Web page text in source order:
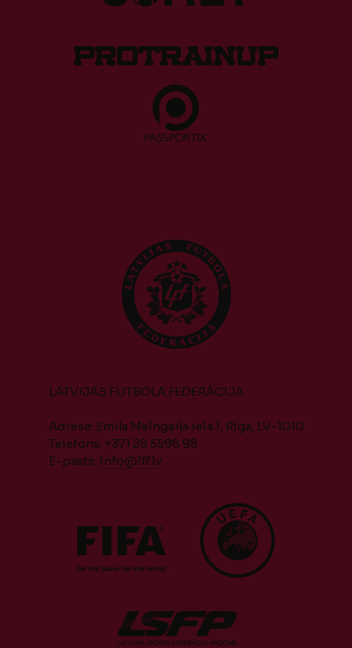
LATVIJAS FUTBOLA FEDERĀCIJA
Adrese: Emiļa Melngaiļa iela 1, Rīga, LV-1010
Telefons: +371 28 5598 98
E-pasts: info@lff.lv